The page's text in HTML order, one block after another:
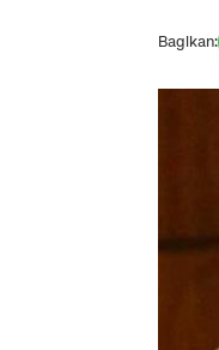
Bagikan: